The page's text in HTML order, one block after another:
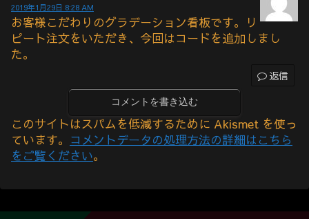
2019年1月29日 8:28 AM
お客様こだわりのグラデーション看板です。リ
ピート注文をいただき、今回はコードを追加しまし
た。
返信
コメントを書き込む
このサイトはスパムを低減するために Akismet を使っ
ています。 コメントデータの処理方法の詳細はこちら
をご覧ください。